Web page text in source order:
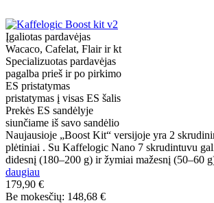
Įgaliotas pardavėjas
Wacaco, Cafelat, Flair ir kt
Specializuotas pardavėjas
pagalba prieš ir po pirkimo
ES pristatymas
pristatymas į visas ES šalis
Prekės ES sandėlyje
siunčiame iš savo sandėlio
Naujausioje „Boost Kit“ versijoje yra 2
plėtiniai . Su Kaffelogic Nano 7 skrudintuvu
didesnį (180–200 g) ir žymiai mažesnį (50–60
daugiau
179,90 €
Be mokesčių: 148,68 €